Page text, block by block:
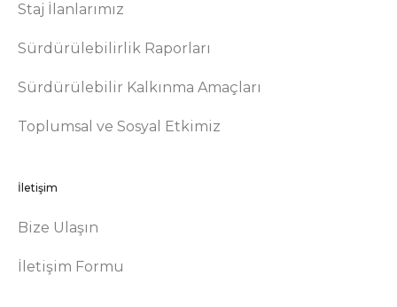
Staj İlanlarımız
Sürdürülebilirlik Raporları
Sürdürülebilir Kalkınma Amaçları
Toplumsal ve Sosyal Etkimiz
İletişim
Bize Ulaşın
İletişim Formu